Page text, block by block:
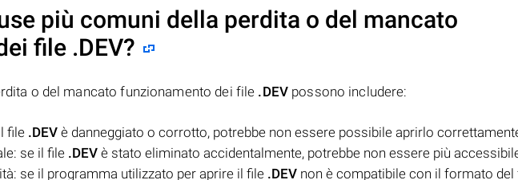
più comuni della perdita o del mancato
file .DEV?
o del mancato funzionamento dei file .DEV possono includere:
file .DEV è danneggiato o corrotto, potrebbe non essere possibile aprirlo
se il file .DEV è stato eliminato accidentalmente, potrebbe non essere più
se il programma utilizzato per aprire il file .DEV non è compatibile con il formato del